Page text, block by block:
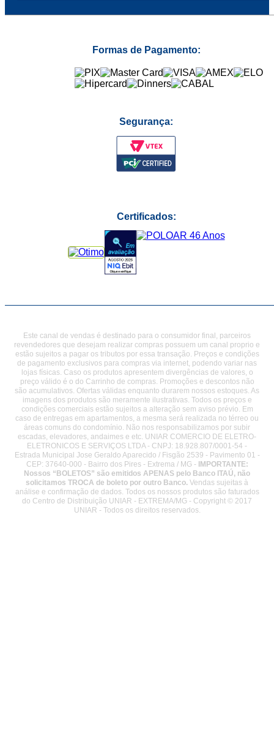
Formas de Pagamento:
Segurança:
Certificados:
Este canal de vendas é destinado para o consumidor final, parceiros
revendedores que desejam realizar compras possuem um canal proprio e
estão sujeitos a pagar os tributos por essa transação. Preços e condições
de pagamento exclusivos para compras via internet, podendo variar nas
lojas físicas. Caso os produtos apresentem divergências de valores, o
preço válido é o do Carrinho de compras. Promoções e descontos não
são acumulativos. Ofertas válidas enquanto durarem nossos estoques. As
imagens dos produtos são meramente ilustrativas. Todos os preços e
condições comerciais estão sujeitos a alteração sem aviso prévio. Em
caso de entregas em apartamentos, a mesma será realizada no térreo ou
áreas comuns do condomínio. Não nos responsabilizamos por subir
escadas, elevadores, andaimes e etc. UNIAR COMERCIO DE ELETRO-
ELETRONICOS E SERVIÇOS LTDA - CNPJ: 18.928.807/0001-54 -
Estrada Municipal Jose Geraldo Aparecido / Fisgão 2539 - Pavimento 01 -
CEP: 37640-000 - Bairro dos Pires - Extrema / MG - IMPORTANTE:
Nossos “BOLETOS” são emitidos APENAS pelo Banco ITAÚ, não
solicitamos TROCA de boleto por outro Banco. Vendas sujeitas à
análise e confirmação de dados. Todos os nossos produtos são faturados
do Centro de Distribuição UNIAR - EXTREMA/MG - Copyright © 2017
UNIAR - Todos os direitos reservados.